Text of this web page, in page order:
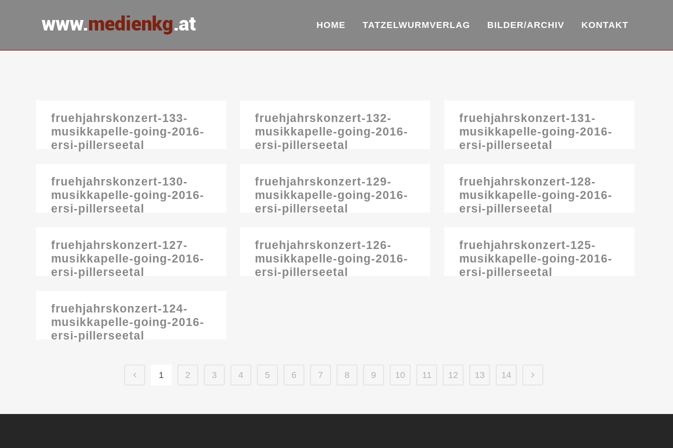
HOME TATZELWURMVERLAG BILDER/ARCHIV KONTAKT
fruehjahrskonzert-133-
musikkapelle-going-2016-
ersi-pillerseetal
fruehjahrskonzert-132-
musikkapelle-going-2016-
ersi-pillerseetal
fruehjahrskonzert-131-
musikkapelle-going-2016-
ersi-pillerseetal
fruehjahrskonzert-130-
musikkapelle-going-2016-
ersi-pillerseetal
fruehjahrskonzert-129-
musikkapelle-going-2016-
ersi-pillerseetal
fruehjahrskonzert-128-
musikkapelle-going-2016-
ersi-pillerseetal
fruehjahrskonzert-127-
musikkapelle-going-2016-
ersi-pillerseetal
fruehjahrskonzert-126-
musikkapelle-going-2016-
ersi-pillerseetal
fruehjahrskonzert-125-
musikkapelle-going-2016-
ersi-pillerseetal
fruehjahrskonzert-124-
musikkapelle-going-2016-
ersi-pillerseetal
1 2 3 4 5 6 7 8 9 10 11 12 13 14